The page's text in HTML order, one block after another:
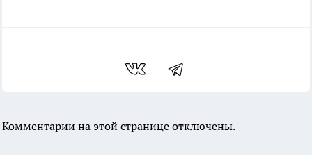
Комментарии на этой странице отключены.